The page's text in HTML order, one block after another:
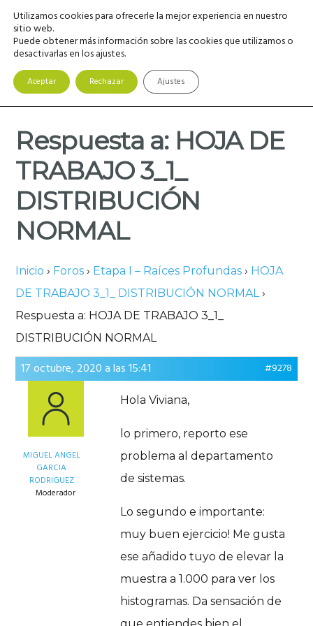
Saltar
navegación
principal
Saltar
contenido
principal
Saltar
barra
lateral
principal
MENU
Respuesta a: HOJA DE
TRABAJO 3_1_
DISTRIBUCIÓN
NORMAL
Inicio › Foros › Etapa I – Raíces Profundas › HOJA
DE TRABAJO 3_1_ DISTRIBUCIÓN NORMAL ›
Respuesta a: HOJA DE TRABAJO 3_1_
DISTRIBUCIÓN NORMAL
17 octubre, 2020 a las 15:41 #9278
MIGUEL ANGEL
GARCIA
RODRIGUEZ
Moderador
Hola Viviana,
lo primero, reporto ese
problema al departamento
de sistemas.
Lo segundo e importante:
muy buen ejercicio! Me gusta
ese añadido tuyo de elevar la
muestra a 1.000 para ver los
histogramas. Da sensación de
Utilizamos cookies para ofrecerle la mejor experiencia en nuestro
sitio web.
Puede obtener más información sobre las cookies que utilizamos o
desactivarlas en los ajustes.
Aceptar Rechazar Ajustes